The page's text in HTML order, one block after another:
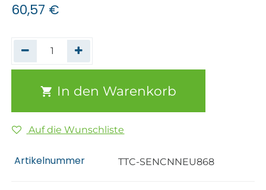
60,57 €
In den Warenkorb
Auf die Wunschliste
Artikelnummer TTC-SENCNNEU868